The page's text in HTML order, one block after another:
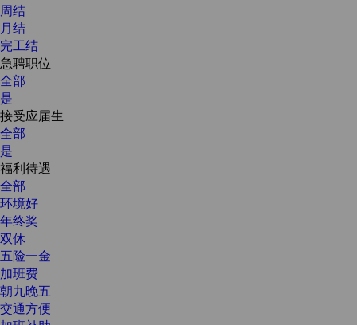
周结
月结
完工结
急聘职位
全部
是
接受应届生
全部
是
福利待遇
全部
环境好
年终奖
双休
五险一金
加班费
朝九晚五
交通方便